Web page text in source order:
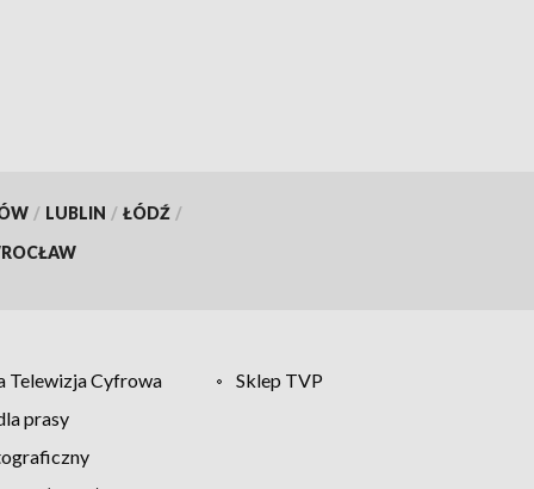
/ LUBLIN / ŁÓDŹ /
Telewizja Cyfrowa
Sklep TVP
prasy